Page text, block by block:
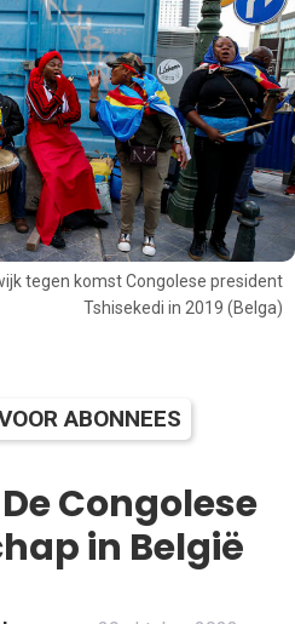
tegen komst Congolese president
Tshisekedi in 2019 (Belga)
ABONNEES
Congolese
in België